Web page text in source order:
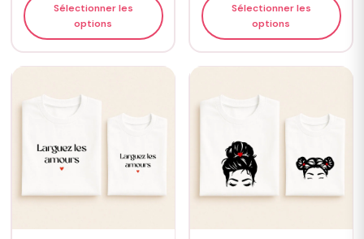
Sélectionner les
options
Sélectionner les
options